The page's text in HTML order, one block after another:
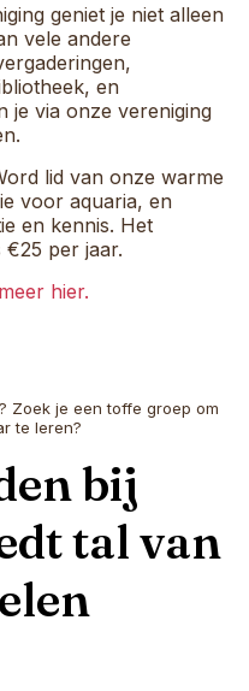
geniet je niet alleen
vele andere
en
je via onze vereniging
lid van onze warme
voor aquaria, en
en kennis. Het
€25 per jaar.
hier.
Zoek je een toffe groep om
te leren?
bij
tal van